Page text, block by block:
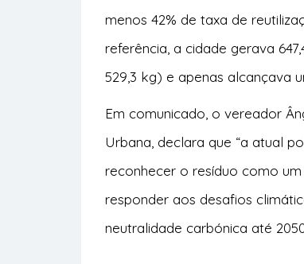
menos 42% de taxa de
referência, a cidade gerava
529,3 kg) e apenas alcançava
Em comunicado, o vereador
Urbana, declara que “a atual
reconhecer o resíduo como
responder aos desafios
neutralidade carbónica até